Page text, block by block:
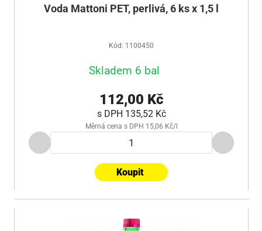
Voda Mattoni PET, perlivá, 6 ks x 1,5 l
Kód: 1100450
Skladem 6 bal
112,00 Kč
s DPH 135,52 Kč
Měrná cena s DPH 15,06 Kč/l
Koupit